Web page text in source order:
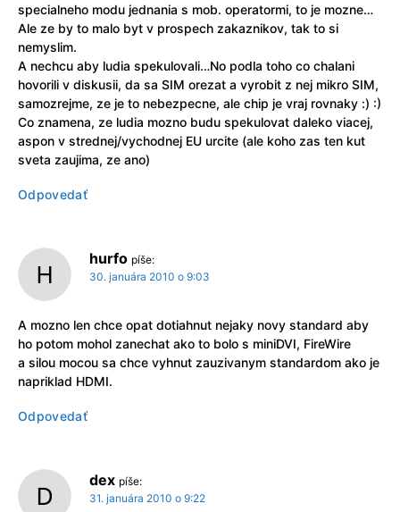
specialneho modu jednania s mob. operatormi, to je mozne…
Ale ze by to malo byt v prospech zakaznikov, tak to si
nemyslim.
A nechcu aby ludia spekulovali…No podla toho co chalani
hovorili v diskusii, da sa SIM orezat a vyrobit z nej mikro SIM,
samozrejme, ze je to nebezpecne, ale chip je vraj rovnaky :) :)
Co znamena, ze ludia mozno budu spekulovat daleko viacej,
aspon v strednej/vychodnej EU urcite (ale koho zas ten kut
sveta zaujima, ze ano)
Odpovedať
hurfo píše:
30. januára 2010 o 9:03
A mozno len chce opat dotiahnut nejaky novy standard aby
ho potom mohol zanechat ako to bolo s miniDVI, FireWire
a silou mocou sa chce vyhnut zauzivanym standardom ako je
napriklad HDMI.
Odpovedať
dex píše:
31. januára 2010 o 9:22